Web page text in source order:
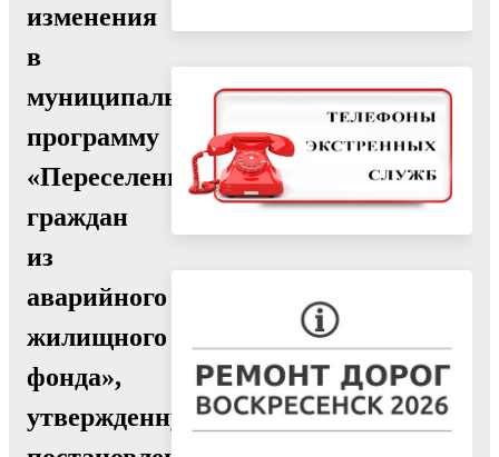
изменения
в
муниципальную
программу
«Переселение
граждан
из
аварийного
жилищного
фонда»,
утвержденную